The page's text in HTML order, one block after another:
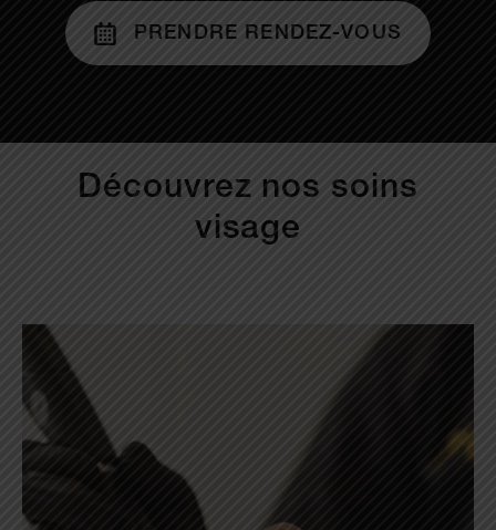
PRENDRE RENDEZ-VOUS
Découvrez nos soins
visage